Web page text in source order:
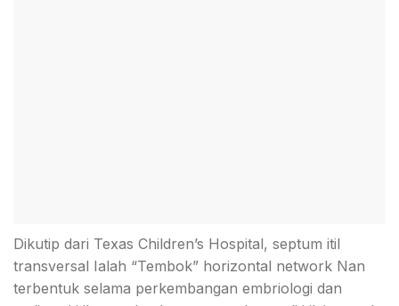
Dikutip dari Texas Children’s Hospital, septum itil
transversal Ialah “Tembok” horizontal network Nan
terbentuk selama perkembangan embriologi dan